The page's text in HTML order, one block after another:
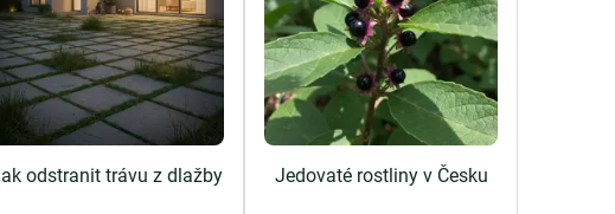
odstranit trávu z dlažby Jedovaté rostliny v Česku